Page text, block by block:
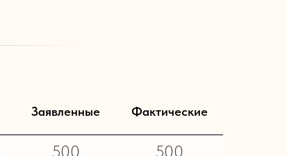
Заявленные Фактические
500 500